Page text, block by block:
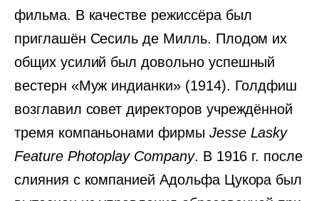
фильма. В качестве режиссёра был
приглашён Сесиль де Милль. Плодом их
общих усилий был довольно успешный
вестерн «Муж индианки» (1914). Голдфиш
возглавил совет директоров учреждённой
тремя компаньонами фирмы Jesse Lasky
Feature Photoplay Company. В 1916 г. после
слияния с компанией Адольфа Цукора был